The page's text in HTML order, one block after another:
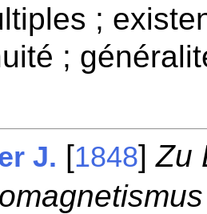
;
;
J. [1848]Zu